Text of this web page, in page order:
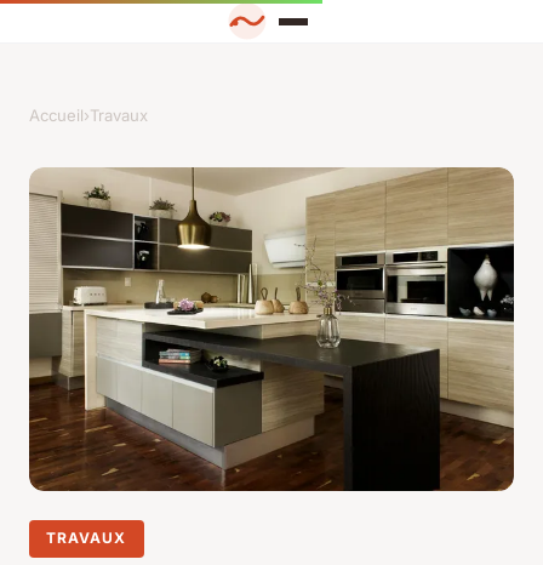
Accueil›Travaux
TRAVAUX